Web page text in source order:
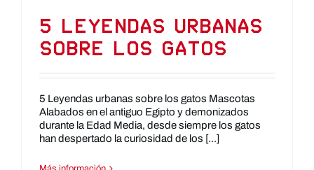
5 Leyendas urbanas
sobre los gatos
5 Leyendas urbanas sobre los gatos Mascotas
Alabados en el antiguo Egipto y demonizados
durante la Edad Media, desde siempre los gatos
han despertado la curiosidad de los [...]